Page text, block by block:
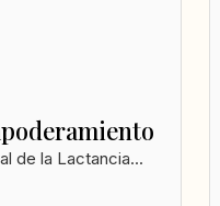
de la Lactancia...